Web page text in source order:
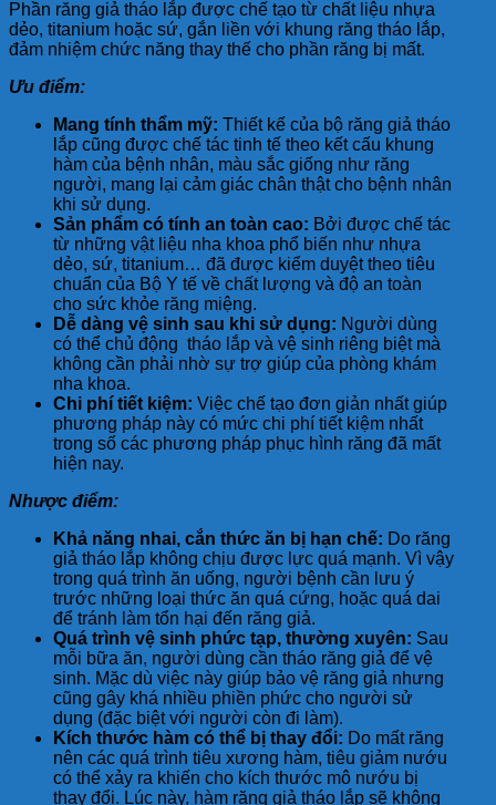
Phần răng giả tháo lắp được chế tạo từ chất liệu nhựa
dẻo, titanium hoặc sứ, gắn liền với khung răng tháo lắp,
đảm nhiệm chức năng thay thế cho phần răng bị mất.
Ưu điểm:
Mang tính thẩm mỹ: Thiết kế của bộ răng giả tháo
lắp cũng được chế tác tinh tế theo kết cấu khung
hàm của bệnh nhân, màu sắc giống như răng
người, mang lại cảm giác chân thật cho bệnh nhân
khi sử dụng.
Sản phẩm có tính an toàn cao: Bởi được chế tác
từ những vật liệu nha khoa phổ biến như nhựa
dẻo, sứ, titanium… đã được kiểm duyệt theo tiêu
chuẩn của Bộ Y tế về chất lượng và độ an toàn
cho sức khỏe răng miệng.
Dễ dàng vệ sinh sau khi sử dụng: Người dùng
có thể chủ động tháo lắp và vệ sinh riêng biệt mà
không cần phải nhờ sự trợ giúp của phòng khám
nha khoa.
Chi phí tiết kiệm: Việc chế tạo đơn giản nhất giúp
phương pháp này có mức chi phí tiết kiệm nhất
trong số các phương pháp phục hình răng đã mất
hiện nay.
Nhược điểm:
Khả năng nhai, cắn thức ăn bị hạn chế: Do răng
giả tháo lắp không chịu được lực quá mạnh. Vì vậy
trong quá trình ăn uống, người bệnh cần lưu ý
trước những loại thức ăn quá cứng, hoặc quá dai
để tránh làm tổn hại đến răng giả.
Quá trình vệ sinh phức tạp, thường xuyên: Sau
mỗi bữa ăn, người dùng cần tháo răng giả để vệ
sinh. Mặc dù việc này giúp bảo vệ răng giả nhưng
cũng gây khá nhiều phiền phức cho người sử
dụng (đặc biệt với người còn đi làm).
Kích thước hàm có thể bị thay đổi: Do mất răng
nên các quá trình tiêu xương hàm, tiêu giảm nướu
có thể xảy ra khiến cho kích thước mô nướu bị
thay đổi. Lúc này, hàm răng giả tháo lắp sẽ không